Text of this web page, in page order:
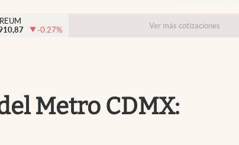
USA
-0.27% Ver más cotizaciones
Metro CDMX: